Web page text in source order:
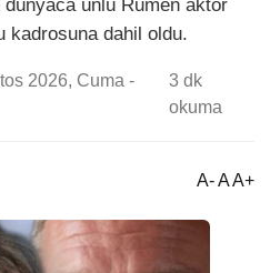
dünyaca ünlü Rumen aktör
kadrosuna dahil oldu.
2026, Cuma -
3 dk
okuma
A- A A+